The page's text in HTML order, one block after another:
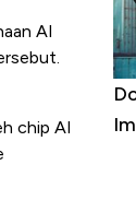
AI
chip AI